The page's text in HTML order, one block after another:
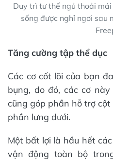
Duy trì tư thế ngủ thoải
sống được nghỉ ngơi sau
Tăng cường tập thể dục
Các cơ cốt lõi của bạn
bụng, do đó, các cơ
cũng góp phần hỗ trợ
phần lưng dưới.
Một bất lợi là hầu hết
vận động toàn bộ